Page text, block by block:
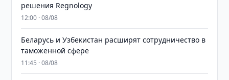
решения Regnology
12:00 · 08/08
Беларусь и Узбекистан расширят сотрудничество в
таможенной сфере
11:45 · 08/08